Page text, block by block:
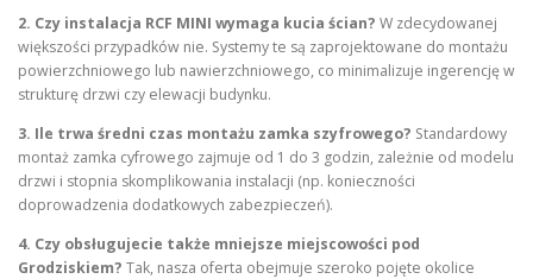
2. Czy instalacja RCF MINI wymaga kucia ścian? W zdecydowanej
większości przypadków nie. Systemy te są zaprojektowane do montażu
powierzchniowego lub nawierzchniowego, co minimalizuje ingerencję w
strukturę drzwi czy elewacji budynku.
3. Ile trwa średni czas montażu zamka szyfrowego? Standardowy
montaż zamka cyfrowego zajmuje od 1 do 3 godzin, zależnie od modelu
drzwi i stopnia skomplikowania instalacji (np. konieczności
doprowadzenia dodatkowych zabezpieczeń).
4. Czy obsługujecie także mniejsze miejscowości pod
Grodziskiem? Tak, nasza oferta obejmuje szeroko pojęte okolice